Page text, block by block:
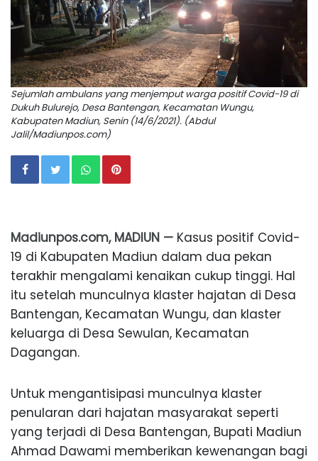
Sejumlah ambulans yang menjemput warga positif Covid-19 di
Dukuh Bulurejo, Desa Bantengan, Kecamatan Wungu,
Kabupaten Madiun, Senin (14/6/2021). (Abdul
Jalil/Madiunpos.com)
Madiunpos.com, MADIUN — Kasus positif Covid-
19 di Kabupaten Madiun dalam dua pekan
terakhir mengalami kenaikan cukup tinggi. Hal
itu setelah munculnya klaster hajatan di Desa
Bantengan, Kecamatan Wungu, dan klaster
keluarga di Desa Sewulan, Kecamatan
Dagangan.
Untuk mengantisipasi munculnya klaster
penularan dari hajatan masyarakat seperti
yang terjadi di Desa Bantengan, Bupati Madiun
Ahmad Dawami memberikan kewenangan bagi